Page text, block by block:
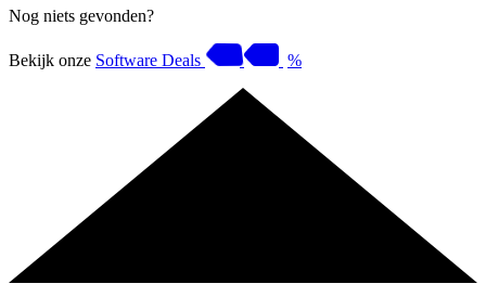
Nog niets gevonden?
Bekijk onze Software Deals %